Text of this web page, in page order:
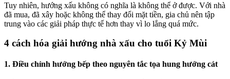
Tuy nhiên, hướng xấu không có nghĩa là không thể ở được. Với nhà
đã mua, đã xây hoặc không thể thay đổi mặt tiền, gia chủ nên tập
trung vào các giải pháp thực tế hơn thay vì lo lắng quá mức.
4 cách hóa giải hướng nhà xấu cho tuổi Kỷ Mùi
1. Điều chỉnh hướng bếp theo nguyên tắc tọa hung hướng cát